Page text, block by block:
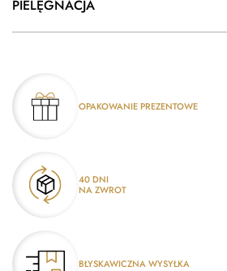
PIELĘGNACJA
OPAKOWANIE PREZENTOWE
40 DNI
NA ZWROT
BŁYSKAWICZNA WYSYŁKA